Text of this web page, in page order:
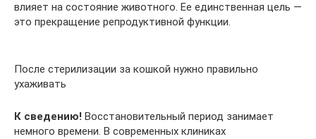
влияет на состояние животного. Ее единственная цель —
это прекращение репродуктивной функции.
После стерилизации за кошкой нужно правильно
ухаживать
К сведению! Восстановительный период занимает
немного времени. В современных клиниках